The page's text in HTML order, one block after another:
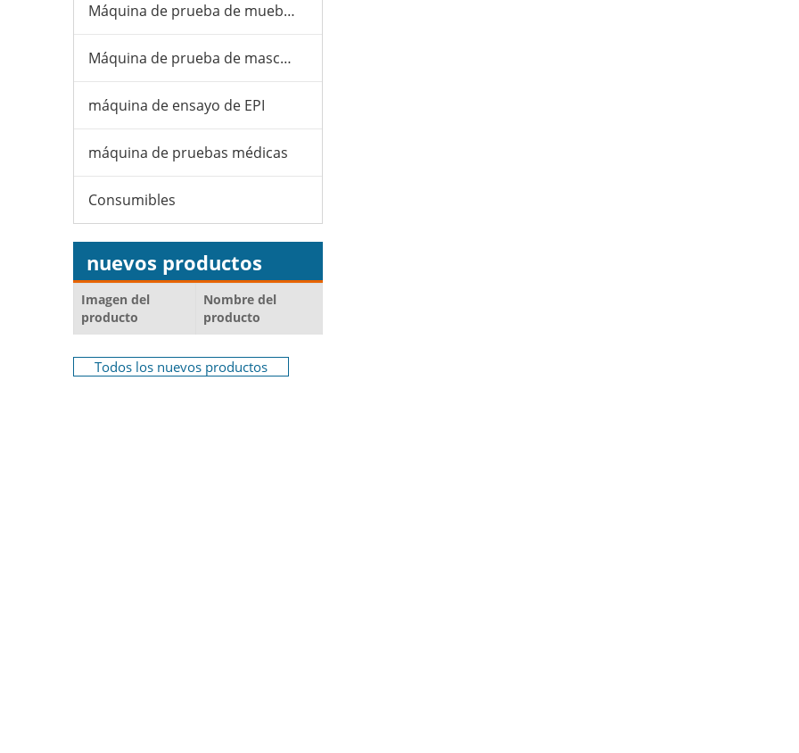
Máquina de prueba de muebles
Máquina de prueba de mascarillas
máquina de ensayo de EPI
máquina de pruebas médicas
Consumibles
nuevos productos
Imagen del
producto
Nombre del
producto
Todos los nuevos productos